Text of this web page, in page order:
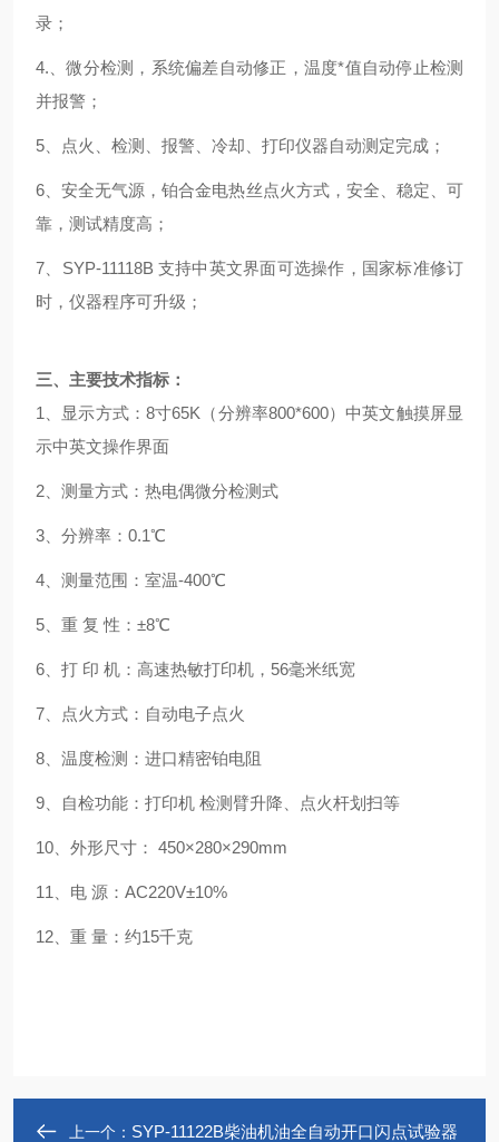
录；
4.、微分检测，系统偏差自动修正，温度*值自动停止检测
并报警；
5、点火、检测、报警、冷却、打印仪器自动测定完成；
6、安全无气源，铂合金电热丝点火方式，安全、稳定、可
靠，测试精度高；
7、SYP-11118B 支持中英文界面可选操作，国家标准修订
时，仪器程序可升级；
三、主要技术指标：
1、显示方式：8寸65K（分辨率800*600）中英文触摸屏显
示中英文操作界面
2、测量方式：热电偶微分检测式
3、分辨率：0.1℃
4、测量范围：室温-400℃
5、重 复 性：±8℃
6、打 印 机：高速热敏打印机，56毫米纸宽
7、点火方式：自动电子点火
8、温度检测：进口精密铂电阻
9、自检功能：打印机 检测臂升降、点火杆划扫等
10、外形尺寸： 450×280×290mm
11、电 源：AC220V±10%
12、重 量：约15千克
上一个： SYP-11122B柴油机油全自动开口闪点试验器